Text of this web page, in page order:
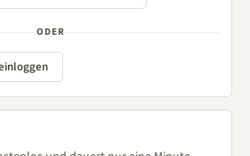
ODER